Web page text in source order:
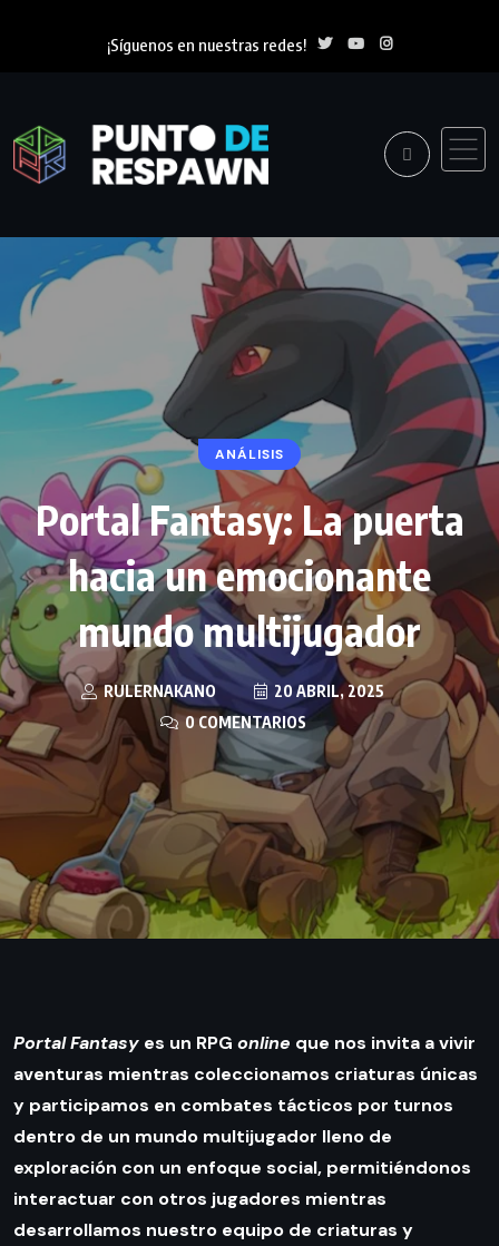
¡Síguenos en nuestras redes!
ANÁLISIS
Portal Fantasy: La puerta
hacia un emocionante
mundo multijugador
RULERNAKANO
20 ABRIL, 2025
0 COMENTARIOS
Portal Fantasy es un RPG online que nos invita a vivir
aventuras mientras coleccionamos criaturas únicas
y participamos en combates tácticos por turnos
dentro de un mundo multijugador lleno de
exploración con un enfoque social, permitiéndonos
interactuar con otros jugadores mientras
desarrollamos nuestro equipo de criaturas y